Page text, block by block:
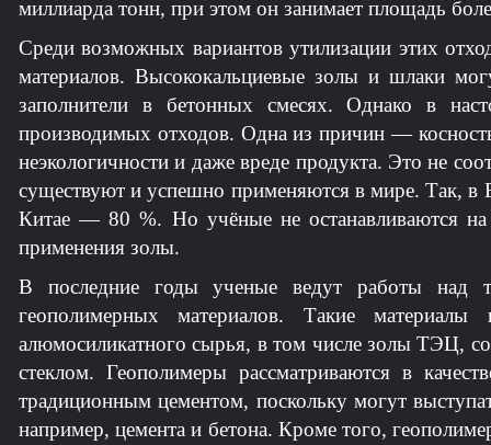
миллиарда тонн, при этом он занимает площадь
Среди возможных вариантов утилизации этих
материалов. Высококальциевые золы и шлаки
заполнители в бетонных смесях. Однако в
производимых отходов. Одна из причин —
неэкологичности и даже вреде продукта. Это не
существуют и успешно применяются в мире. Так,
Китае — 80 %. Но учёные не останавливаются на
применения золы.
В последние годы ученые ведут работы над
геополимерных материалов. Такие
алюмосиликатного сырья, в том числе золы ТЭЦ,
стеклом. Геополимеры рассматриваются в
традиционным цементом, поскольку могут
например, цемента и бетона. Кроме того,